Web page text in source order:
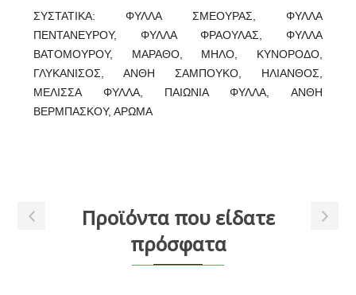
ΣΥΣΤΑΤΙΚΑ: ΦΥΛΛΑ ΣΜΕΟΥΡΑΣ, ΦΥΛΛΑ
ΠΕΝΤΑΝΕΥΡΟΥ, ΦΥΛΛΑ ΦΡΑΟΥΛΑΣ, ΦΥΛΛΑ
ΒΑΤΟΜΟΥΡΟΥ, ΜΑΡΑΘΟ, ΜΗΛΟ, ΚΥΝΟΡΟΔΟ,
ΓΛΥΚΑΝΙΣΟΣ, ΑΝΘΗ ΣΑΜΠΟΥΚΟ, ΗΛΙΑΝΘΟΣ,
ΜΕΛΙΣΣΑ ΦΥΛΛΑ, ΠΑΙΩΝΙΑ ΦΥΛΛΑ, ΑΝΘΗ
ΒΕΡΜΠΑΣΚΟΥ, ΑΡΩΜΑ
Προϊόντα που είδατε
πρόσφατα